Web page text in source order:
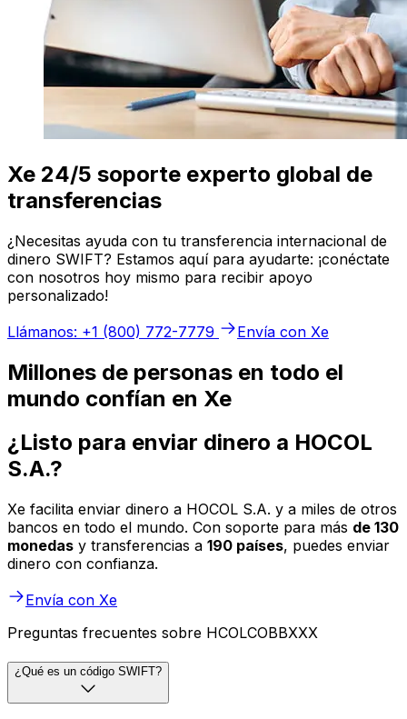
Xe 24/5 soporte experto global de
transferencias
¿Necesitas ayuda con tu transferencia internacional de
dinero SWIFT? Estamos aquí para ayudarte: ¡conéctate
con nosotros hoy mismo para recibir apoyo
personalizado!
Llámanos: +1 (800) 772-7779
Envía con Xe
Millones de personas en todo el
mundo confían en Xe
¿Listo para enviar dinero a HOCOL
S.A.?
Xe facilita enviar dinero a HOCOL S.A. y a miles de otros
bancos en todo el mundo. Con soporte para más de 130
monedas y transferencias a 190 países, puedes enviar
dinero con confianza.
Envía con Xe
Preguntas frecuentes sobre HCOLCOBBXXX
¿Qué es un código SWIFT?